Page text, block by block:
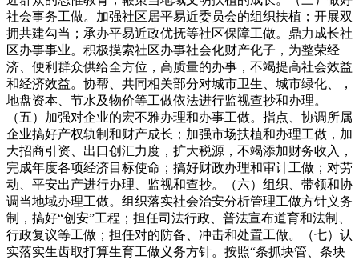
社会事务工做。加强社区居平易近委员会的组织扶植；开展双
拥共建勾当；承办平易近政优抚等社区保障工做。鼎力成长社
区办事事业。积极摸索社区办事社会化财产化子，为整荣经
济、便利群众供给全方位，高质量的办事，不竭提高社会效益
和经济效益。协帮、共同相关部分对城市卫生、城市绿化、，
地盘资本、节水及物价等工做依法进行监视查抄和办理。
（五）加强对企业的宏不雅办理和办事工做。指点、协调所属
企业搞好产权轨制和财产成长；加强市场扶植和办理工做，加
大招商引资、出口创汇力度，扩大税源，不竭添加财务收入，
完成年度各项经济目标使命；搞好财政办理和审计工做；对劳
动、平安出产进行办理、监视和查抄。（六）组织、带领和协
调当地域办理工做。组织落实社会治安分析管理工做方针义务
制，搞好“创安”工程；担任司法行政、普法宣布道育和法制、
行政复议等工做；担任对的防备、冲击和处置工做。（七）认
实落实生齿取打算生育工做义务方针。按照“条抓块管、条块